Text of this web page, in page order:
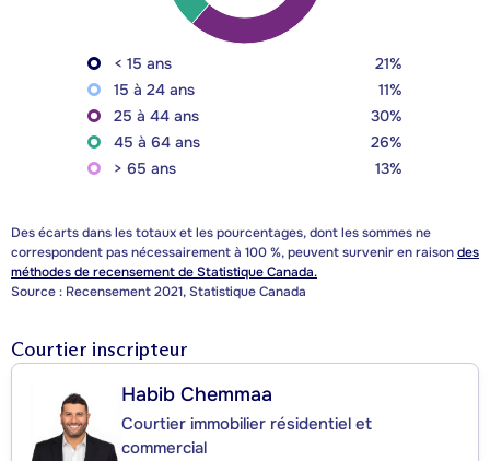
< 15 ans
21%
15 à 24 ans
11%
25 à 44 ans
30%
45 à 64 ans
26%
> 65 ans
13%
Des écarts dans les totaux et les pourcentages, dont les sommes ne
correspondent pas nécessairement à 100 %, peuvent survenir en raisondes
méthodes de recensement de Statistique Canada.
Source : Recensement 2021, Statistique Canada
Courtier inscripteur
Habib Chemmaa
Courtier immobilier résidentiel et
commercial